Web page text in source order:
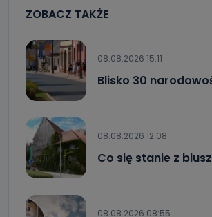
ZOBACZ TAKŻE
08.08.2026 15:11
Blisko 30
08.08.2026 12:08
Co się stanie z
08.08.2026 08:55